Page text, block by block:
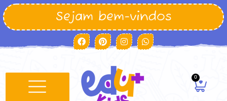
Sejam bem-vindos
0